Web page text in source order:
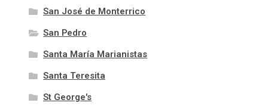
San José de Monterrico
San Pedro
Santa María Marianistas
Santa Teresita
St George's